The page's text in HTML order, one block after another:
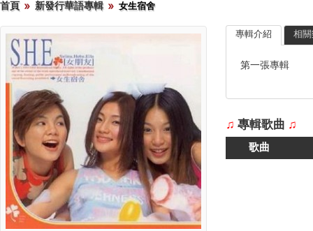
首頁 新發行華語專輯 女生宿舍
專輯介紹 相
第一張專輯
♫ 專輯歌曲 ♫
歌曲